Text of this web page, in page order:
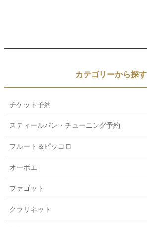
カテゴリーから探す
チケット予約
スティールパン・チューニング予約
フルート＆ピッコロ
オーボエ
ファゴット
クラリネット